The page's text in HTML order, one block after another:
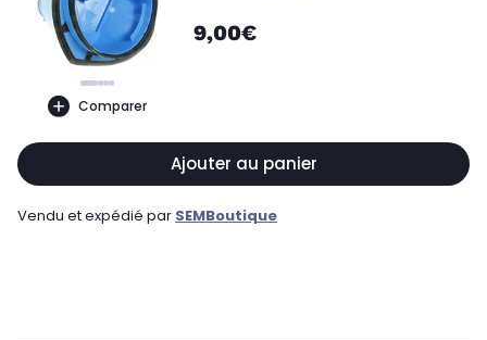
Comparer
9,00€
Ajouter au panier
Vendu et expédié par SEMBoutique